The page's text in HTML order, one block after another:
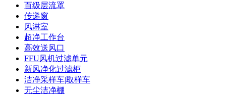
百级层流罩
传递窗
风淋室
超净工作台
高效送风口
FFU风机过滤单元
新风净化过滤柜
洁净采样车|取样车
无尘洁净棚